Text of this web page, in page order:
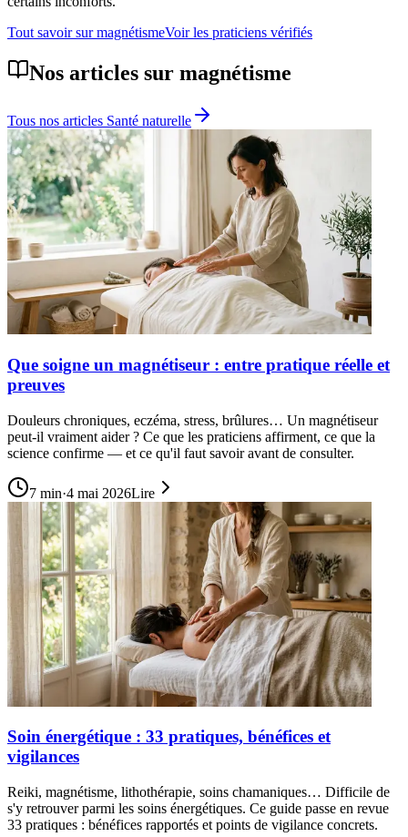
Tout savoir surmagnétismeVoir les praticiens vérifiés
Nos articles sur magnétisme
Tous nos articles Santé naturelle
Que soigne un magnétiseur : entre pratique réelle et
preuves
Douleurs chroniques, eczéma, stress, brûlures… Un magnétiseur
peut-il vraiment aider ? Ce que les praticiens affirment, ce que la
science confirme — et ce qu'il faut savoir avant de consulter.
7 min·4 mai 2026Lire
Soin énergétique : 33 pratiques, bénéfices et
vigilances
Reiki, magnétisme, lithothérapie, soins chamaniques… Difficile de
s'y retrouver parmi les soins énergétiques. Ce guide passe en revue
33 pratiques : bénéfices rapportés et points de vigilance concrets.